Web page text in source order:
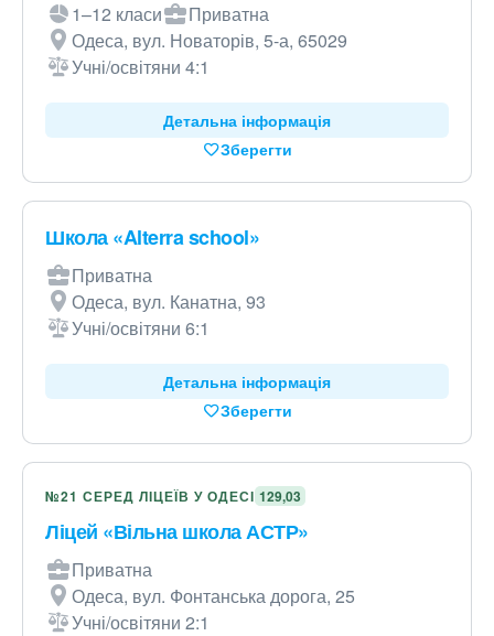
1–12 класи
Приватна
Одеса, вул. Новаторів, 5-а, 65029
Учні/освітяни 4:1
Детальна інформація
Зберегти
Школа «Alterra school»
Приватна
Одеса, вул. Канатна, 93
Учні/освітяни 6:1
Детальна інформація
Зберегти
№21 СЕРЕД ЛІЦЕЇВ У ОДЕСІ 129,03
Ліцей «Вільна школа АСТР»
Приватна
Одеса, вул. Фонтанська дорога, 25
Учні/освітяни 2:1